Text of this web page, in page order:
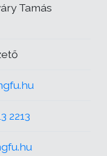
Tamás
2213